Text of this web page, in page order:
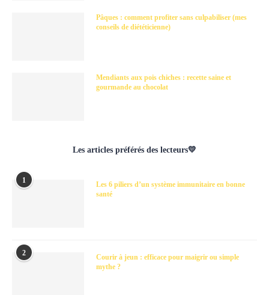
Pâques : comment profiter sans culpabiliser (mes
conseils de diététicienne)
Mendiants aux pois chiches : recette saine et
gourmande au chocolat
Les articles préférés des lecteurs💛
1
Les 6 piliers d’un système immunitaire en bonne
santé
2
Courir à jeun : efficace pour maigrir ou simple
mythe ?